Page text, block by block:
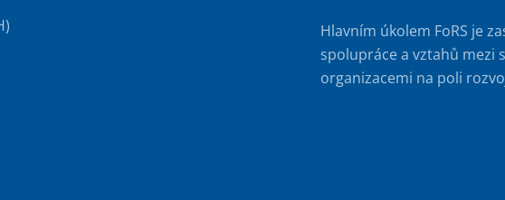
Hlavním úkolem FoRS je
spolupráce a vztahů mezi
organizacemi na poli